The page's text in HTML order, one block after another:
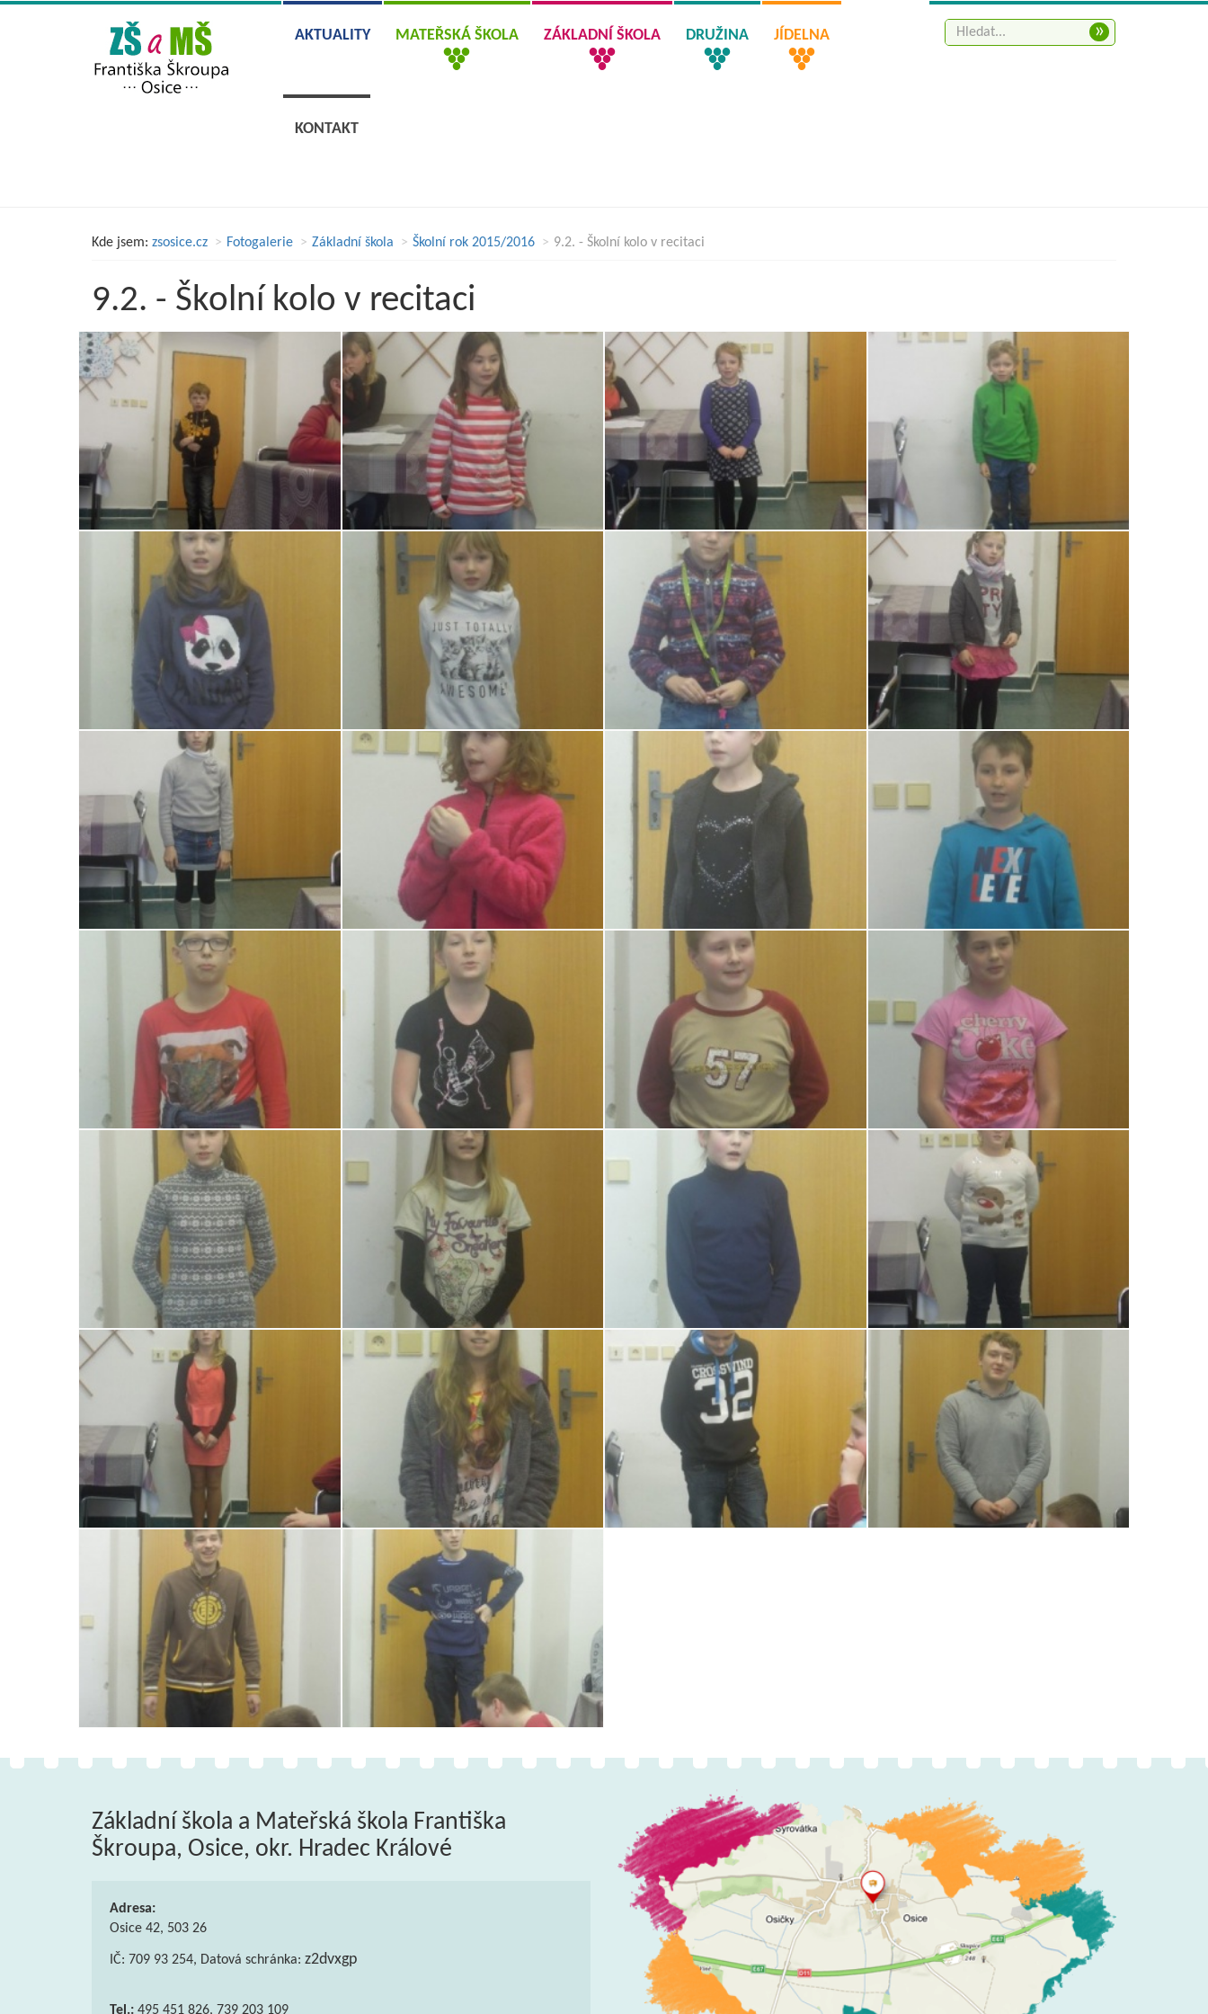
AKTUALITY MATEŘSKÁ ŠKOLA ZÁKLADNÍ ŠKOLA DRUŽINA JÍDELNA
KONTAKT
»
Kde jsem: zsosice.cz Fotogalerie Základní škola Školní rok 2015/2016 9.2. - Školní kolo v recitaci
9.2. - Školní kolo v recitaci
Základní škola a Mateřská škola Františka
Škroupa, Osice, okr. Hradec Králové
Adresa:
Osice 42, 503 26
IČ: 709 93 254, Datová schránka: z2dvxgp
Tel.: 495 451 826, 739 203 109